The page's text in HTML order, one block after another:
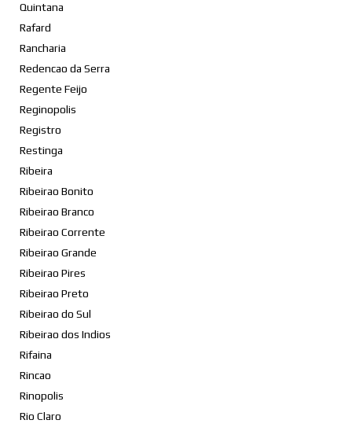
Quintana
Rafard
Rancharia
Redencao da Serra
Regente Feijo
Reginopolis
Registro
Restinga
Ribeira
Ribeirao Bonito
Ribeirao Branco
Ribeirao Corrente
Ribeirao Grande
Ribeirao Pires
Ribeirao Preto
Ribeirao do Sul
Ribeirao dos Indios
Rifaina
Rincao
Rinopolis
Rio Claro